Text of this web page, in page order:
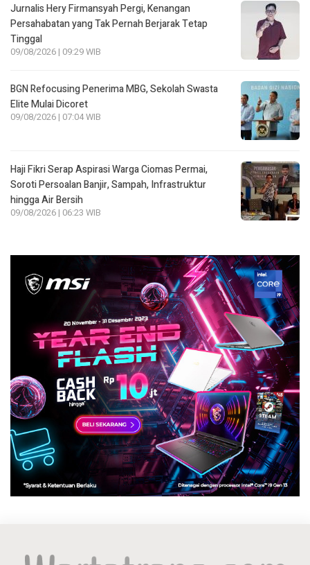
Jurnalis Hery Firmansyah Pergi, Kenangan
Persahabatan yang Tak Pernah Berjarak Tetap
Tinggal
09/08/2026 | 09:29 WIB
BGN Refocusing Penerima MBG, Sekolah Swasta
Elite Mulai Dicoret
09/08/2026 | 07:04 WIB
Haji Fikri Serap Aspirasi Warga Ciomas Permai,
Soroti Persoalan Banjir, Sampah, Infrastruktur
hingga Air Bersih
09/08/2026 | 06:23 WIB